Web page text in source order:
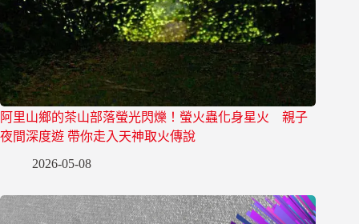
阿里山鄉的茶山部落螢光閃爍！螢火蟲化身星火 親子
夜間深度遊 帶你走入天神取火傳說
2026-05-08